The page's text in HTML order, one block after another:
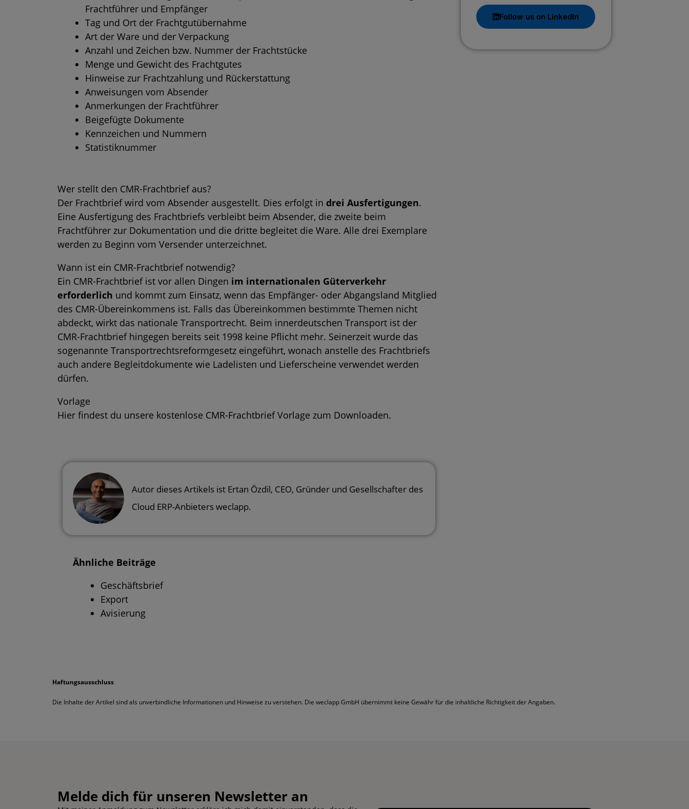
Frachtführer und Empfänger
Tag und Ort der Frachtgutübernahme
Art der Ware und der Verpackung
Anzahl und Zeichen bzw. Nummer der Frachtstücke
Menge und Gewicht des Frachtgutes
Hinweise zur Frachtzahlung und Rückerstattung
Anweisungen vom Absender
Anmerkungen der Frachtführer
Beigefügte Dokumente
Kennzeichen und Nummern
Statistiknummer
Wer stellt den CMR-Frachtbrief aus?
Der Frachtbrief wird vom Absender ausgestellt. Dies erfolgt in drei Ausfertigungen.
Eine Ausfertigung des Frachtbriefs verbleibt beim Absender, die zweite beim
Frachtführer zur Dokumentation und die dritte begleitet die Ware. Alle drei Exemplare
werden zu Beginn vom Versender unterzeichnet.
Wann ist ein CMR-Frachtbrief notwendig?
Ein CMR-Frachtbrief ist vor allen Dingen im internationalen Güterverkehr
erforderlich und kommt zum Einsatz, wenn das Empfänger- oder Abgangsland Mitglied
des CMR-Übereinkommens ist. Falls das Übereinkommen bestimmte Themen nicht
abdeckt, wirkt das nationale Transportrecht. Beim innerdeutschen Transport ist der
CMR-Frachtbrief hingegen bereits seit 1998 keine Pflicht mehr. Seinerzeit wurde das
sogenannte Transportrechtsreformgesetz eingeführt, wonach anstelle des Frachtbriefs
auch andere Begleitdokumente wie Ladelisten und Lieferscheine verwendet werden
dürfen.
Vorlage
Hier findest du unsere kostenlose CMR-Frachtbrief Vorlage zum Downloaden.
Follow us on LinkedIn
Autor dieses Artikels ist Ertan Özdil, CEO, Gründer und Gesellschafter des
Cloud ERP-Anbieters weclapp.
Ähnliche Beiträge
Geschäftsbrief
Export
Avisierung
Haftungsausschluss
Die Inhalte der Artikel sind als unverbindliche Informationen und Hinweise zu verstehen. Die weclapp GmbH übernimmt keine Gewähr für die inhaltliche Richtigkeit der Angaben.
Melde dich für unseren Newsletter an